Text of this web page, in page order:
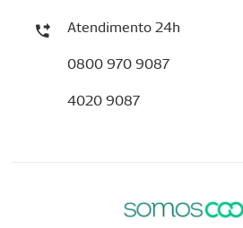
Atendimento 24h
0800 970 9087
4020 9087